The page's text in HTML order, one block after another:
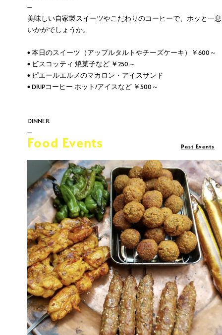
—
美味しい自家製スイーツやこだわりのコーヒーで、ホッと一息
いかがでしょうか。
• 本日のスイーツ（アップルタルトやチーズケーキ）￥600～
• ビスコッティ 焼菓子など ￥250～
• ピエールエルメのマカロン・アイスサンド
• DRIPコーヒー ホット/アイスなど ￥500～
DINNER
—
アラカルトで、ワインに合わせてお楽しみいただけるアペリテ
意してお待ちしております。
テラス席は、ドッグフレンドリーです!
• シャルキュトリー盛り合わせ(ロースハム、テリーヌ、レバー
パテ) ￥1,800～
• モロッコ春巻き(ブリワット) ￥680〜 など
• ワイン ￥700～
• ビール ￥650〜 など
営業時間:
金・土
11:00-21:00 (L.O.20:30)
水・木・日
11:00-18:00
Food Events Past Events